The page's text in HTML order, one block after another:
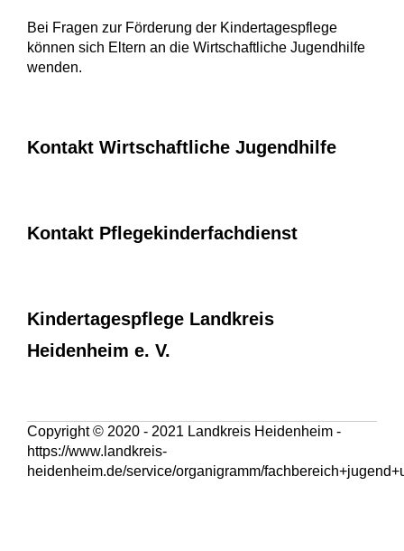
Bei Fragen zur Förderung der Kindertagespflege
können sich Eltern an die Wirtschaftliche Jugendhilfe
wenden.
Kontakt Wirtschaftliche Jugendhilfe
Kontakt Pflegekinderfachdienst
Kindertagespflege Landkreis
Heidenheim e. V.
Copyright © 2020 - 2021 Landkreis Heidenheim -
https://www.landkreis-
heidenheim.de/service/organigramm/